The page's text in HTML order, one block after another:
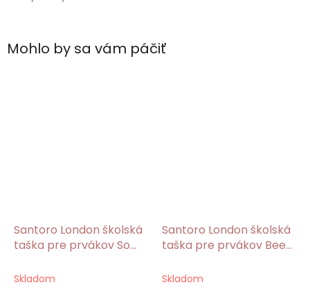
Mohlo by sa vám páčiť
Santoro London školská
taška pre prvákov So
Skladom
Santoro London školská
taška pre prvákov Bee
Skladom